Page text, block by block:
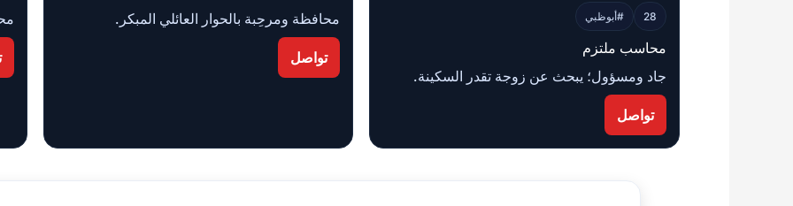
28 #أبوظبي
محاسب ملتزم
جاد ومسؤول؛ يبحث عن زوجة تقدر السكينة.
تواصل
محافظة ومرحِبة بالحوار العائلي المبكر.
تواصل